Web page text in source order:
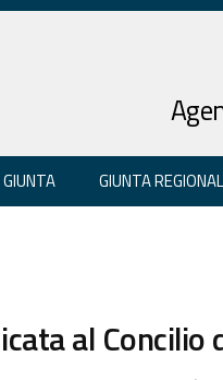
GIUNTA
al Concilio